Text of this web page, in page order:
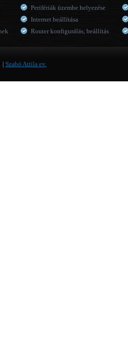
Perifériák üzembe helyezése
Internet beállítása
Router konfigurálás, beállítás
| Szabó Attila ev.